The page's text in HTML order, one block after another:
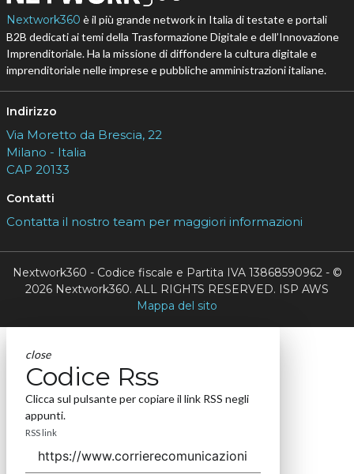
Nextwork360 è il più grande network in Italia di testate e portali
B2B dedicati ai temi della Trasformazione Digitale e dell’Innovazione
Imprenditoriale. Ha la missione di diffondere la cultura digitale e
imprenditoriale nelle imprese e pubbliche amministrazioni italiane.
Indirizzo
Via Moretto da Brescia, 22
Milano - Italia
CAP 20133
Contatti
Contatta il nostro team per maggiori informazioni
Nextwork360 - Codice fiscale e Partita IVA 13868590962 - ©
2026 Nextwork360. ALL RIGHTS RESERVED. ISP AWS
Mappa del sito
close
Codice Rss
Clicca sul pulsante per copiare il link RSS negli
appunti.
RSS link